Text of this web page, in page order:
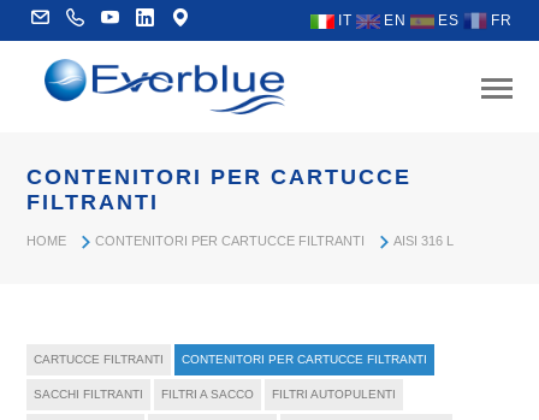
IT EN ES FR
CONTENITORI PER CARTUCCE
FILTRANTI
HOME CONTENITORI PER CARTUCCE FILTRANTI AISI 316 L
CARTUCCE FILTRANTI CONTENITORI PER CARTUCCE FILTRANTI
SACCHI FILTRANTI FILTRI A SACCO FILTRI AUTOPULENTI